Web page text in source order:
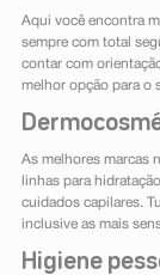
Aqui você encontra
sempre com total
contar com
melhor opção para o
As melhores marcas
linhas para
cuidados capilares.
inclusive as mais
Higiene